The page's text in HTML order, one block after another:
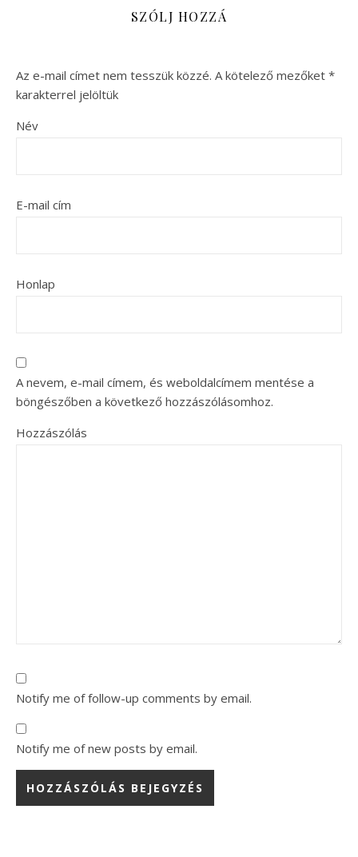
SZÓLJ HOZZÁ
Az e-mail címet nem tesszük közzé. A kötelező mezőket *
karakterrel jelöltük
Név
E-mail cím
Honlap
A nevem, e-mail címem, és weboldalcímem mentése a
böngészőben a következő hozzászólásomhoz.
Hozzászólás
Notify me of follow-up comments by email.
Notify me of new posts by email.